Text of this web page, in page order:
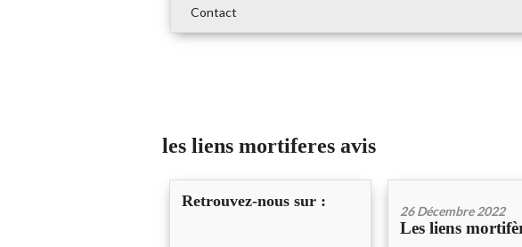
Contact
les liens mortiferes avis
Retrouvez-nous sur :
26 Décembre 2022
Les liens